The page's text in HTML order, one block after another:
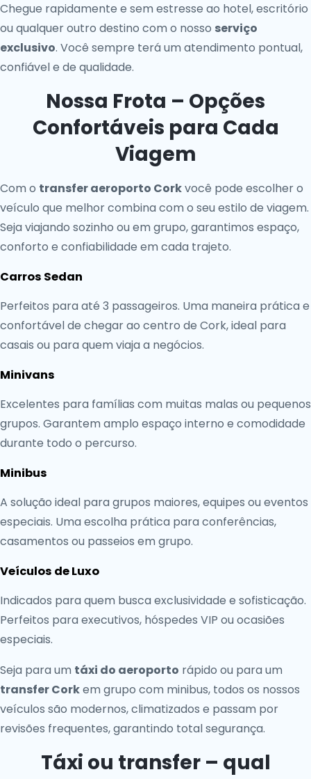
Chegue rapidamente e sem estresse ao hotel, escritório
ou qualquer outro destino com o nosso serviço
exclusivo. Você sempre terá um atendimento pontual,
confiável e de qualidade.
Nossa Frota – Opções
Confortáveis para Cada
Viagem
Com o transfer aeroporto Corkvocê pode escolher o
veículo que melhor combina com o seu estilo de viagem.
Seja viajando sozinho ou em grupo, garantimos espaço,
conforto e confiabilidade em cada trajeto.
Carros Sedan
Perfeitos para até 3 passageiros. Uma maneira prática e
confortável de chegar ao centro de Cork, ideal para
casais ou para quem viaja a negócios.
Minivans
Excelentes para famílias com muitas malas ou pequenos
grupos. Garantem amplo espaço interno e comodidade
durante todo o percurso.
Minibus
A solução ideal para grupos maiores, equipes ou eventos
especiais. Uma escolha prática para conferências,
casamentos ou passeios em grupo.
Veículos de Luxo
Indicados para quem busca exclusividade e sofisticação.
Perfeitos para executivos, hóspedes VIP ou ocasiões
especiais.
Seja para um táxi do aeroporto rápido ou para um
transfer Corkem grupo com minibus, todos os nossos
veículos são modernos, climatizados e passam por
revisões frequentes, garantindo total segurança.
Táxi ou transfer – qual